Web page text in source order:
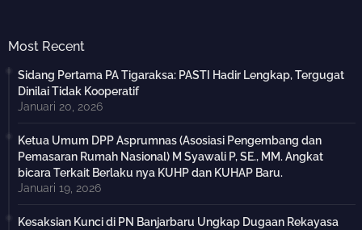
Most Recent
Sidang Pertama PA Tigaraksa: PASTI Hadir Lengkap, Tergugat
Dinilai Tidak Kooperatif
Januari 20, 2026
Ketua Umum DPP Asprumnas (Asosiasi Pengembang dan
Pemasaran Rumah Nasional) M Syawali P, SE., MM. Angkat
bicara Terkait Berlaku nya KUHP dan KUHAP Baru.
Januari 19, 2026
Kesaksian Kunci di PN Banjarbaru Ungkap Dugaan Rekayasa